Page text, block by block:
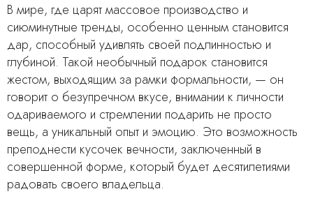
В мире, где царят массовое производство и
сиюминутные тренды, особенно ценным становится
дар, способный удивлять своей подлинностью и
глубиной. Такой необычный подарок становится
жестом, выходящим за рамки формальности, — он
говорит о безупречном вкусе, внимании к личности
одариваемого и стремлении подарить не просто
вещь, а уникальный опыт и эмоцию. Это возможность
преподнести кусочек вечности, заключенный в
совершенной форме, который будет десятилетиями
радовать своего владельца.